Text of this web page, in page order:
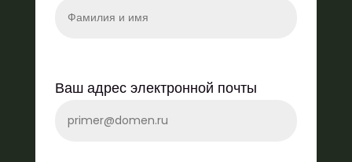
Ваш адрес электронной почты